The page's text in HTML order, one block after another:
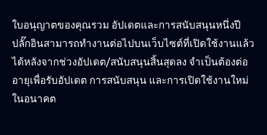
ใบอนุญาตของคุณรวม อัปเดตและการสนับสนุนหนึ่งปี
ปลั๊กอินสามารถทำงานต่อไปบนเว็บไซต์ที่เปิดใช้งานแล้ว
ได้หลังจากช่วงอัปเดต/สนับสนุนสิ้นสุดลง จำเป็นต้องต่อ
อายุเพื่อรับอัปเดต การสนับสนุน และการเปิดใช้งานใหม่
ในอนาคต